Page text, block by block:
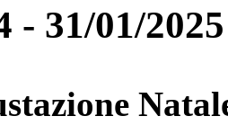
- 31/01/2025